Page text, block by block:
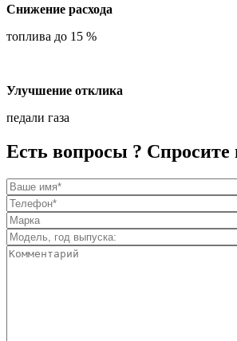
Снижение расхода
топлива до 15 %
Улучшение отклика
педали газа
Есть вопросы ? Спросите